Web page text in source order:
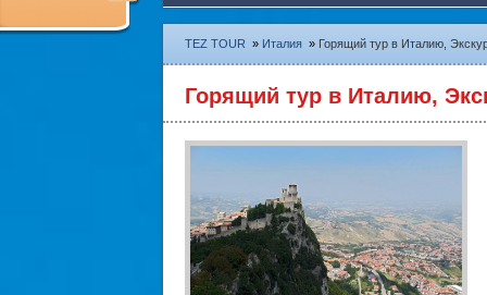
TEZ TOUR » Италия » Горящий тур в Италию,
Горящий тур в Италию,